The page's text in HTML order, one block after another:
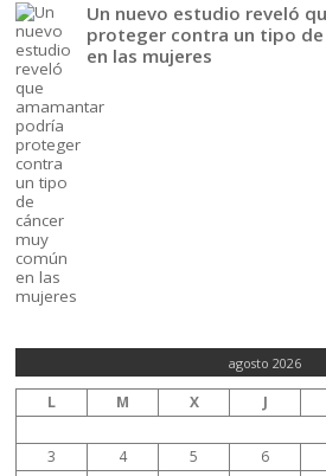
Un nuevo estudio reveló
proteger contra un tipo de
en las mujeres
agosto 2026
L M X J
3
4 5 6